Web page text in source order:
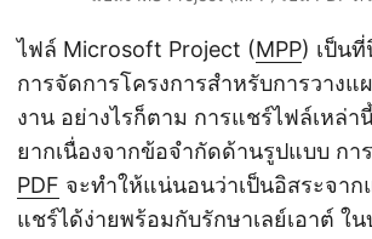
ไฟล์ Microsoft Project (MPP) เป็น
การจัดการโครงการสำหรับการวาง
งาน อย่างไรก็ตาม การแชร์ไฟล์เหล่า
ยากเนื่องจากข้อจำกัดด้านรูปแบบ กา
PDF จะทำให้แน่นอนว่าเป็นอิสระจา
แชร์ได้ง่ายพร้อมกับรักษาเลย์เอาต์ ใ